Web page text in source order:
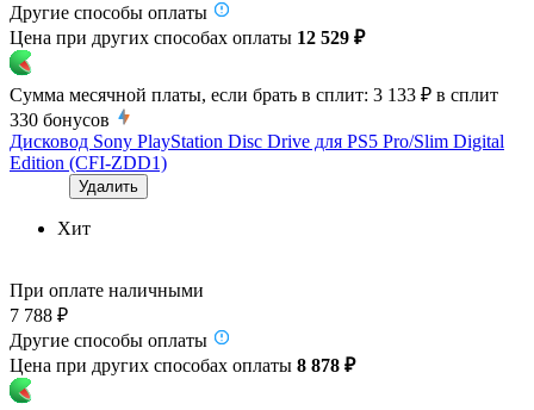
Другие способы оплаты
Цена при других способах оплаты 12 529 ₽
Сумма месячной платы, если брать в сплит: 3 133 ₽ в сплит
330 бонусов
Дисковод Sony PlayStation Disc Drive для PS5 Pro/Slim Digital
Edition (CFI-ZDD1)
Удалить
Хит
При оплате наличными
7 788 ₽
Другие способы оплаты
Цена при других способах оплаты 8 878 ₽